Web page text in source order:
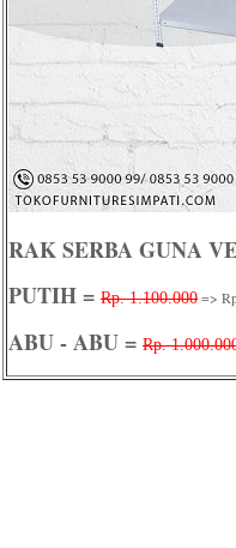
RAK SERBA GUNA
PUTIH = Rp. 1.100.000 =>
ABU - ABU = Rp.